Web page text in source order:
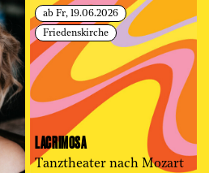
ab Fr, 19.06.2026
Friedenskirche
LACRIMOSA
Tanztheater nach Mozart